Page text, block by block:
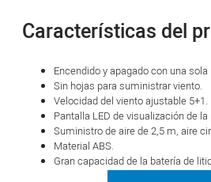
Características del
Encendido y apagado con una
Sin hojas para suministrar viento.
Velocidad del viento ajustable 5+1.
Pantalla LED de visualización de
Suministro de aire de 2,5 m, aire
Material ABS.
Gran capacidad de la batería de